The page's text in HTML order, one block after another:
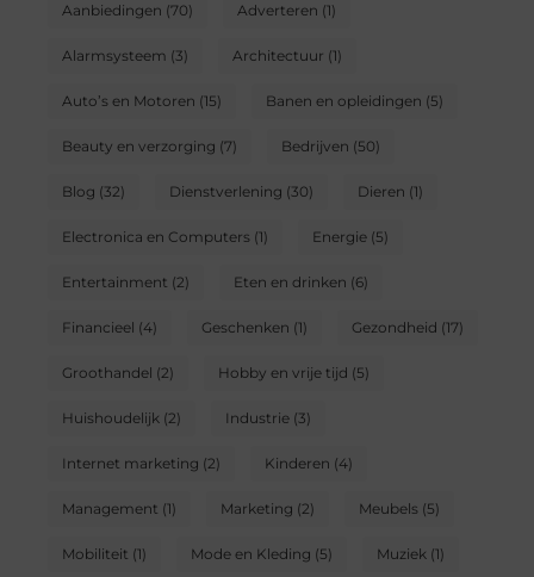
Aanbiedingen (70) Adverteren (1)
Alarmsysteem (3) Architectuur (1)
Auto’s en Motoren (15) Banen en opleidingen (5)
Beauty en verzorging (7) Bedrijven (50)
Blog (32) Dienstverlening (30) Dieren (1)
Electronica en Computers(1) Energie(5)
Entertainment (2) Eten en drinken (6)
Financieel (4) Geschenken (1) Gezondheid (17)
Groothandel (2) Hobby en vrije tijd (5)
Huishoudelijk(2) Industrie(3)
Internet marketing (2) Kinderen (4)
Management (1) Marketing (2) Meubels(5)
Mobiliteit (1) Mode en Kleding (5) Muziek(1)